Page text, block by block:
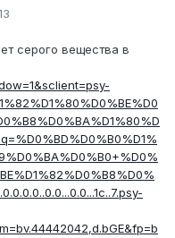
серого вещества в